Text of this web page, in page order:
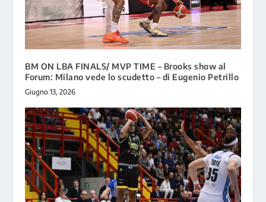
BM ON LBA FINALS/ MVP TIME – Brooks show al
Forum: Milano vede lo scudetto – di Eugenio Petrillo
Giugno 13, 2026